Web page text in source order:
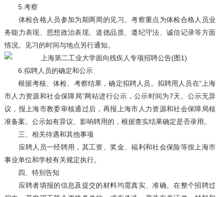
5.考察
体检合格人员参加为期两周的见习。考察重点为体检合格人员业
务能力表现、思想政治表现、道德品质、遵纪守法、诚信记录等方面
情况。见习的时间与地点另行通知。
6.拟聘人员的确定和公示
根据考核、体检、考察结果，确定拟聘人员。拟聘用人员在“上海
市人力资源和社会保障局”网站进行公示，公示时间为7天。公示无异
议，报上海市教委审核通过后，再报上海市人力资源和社会保障局核
准备案。公示如有异议、影响聘用的，根据查实结果确定是否录用。
三、相关待遇和其他事项
应聘人员一经聘用，其工资、奖金、福利和社会保险等按上海市
事业单位和学校有关规定执行。
四、特别告知
应聘者填报的信息及提交的材料均需真实、准确。在整个招聘过